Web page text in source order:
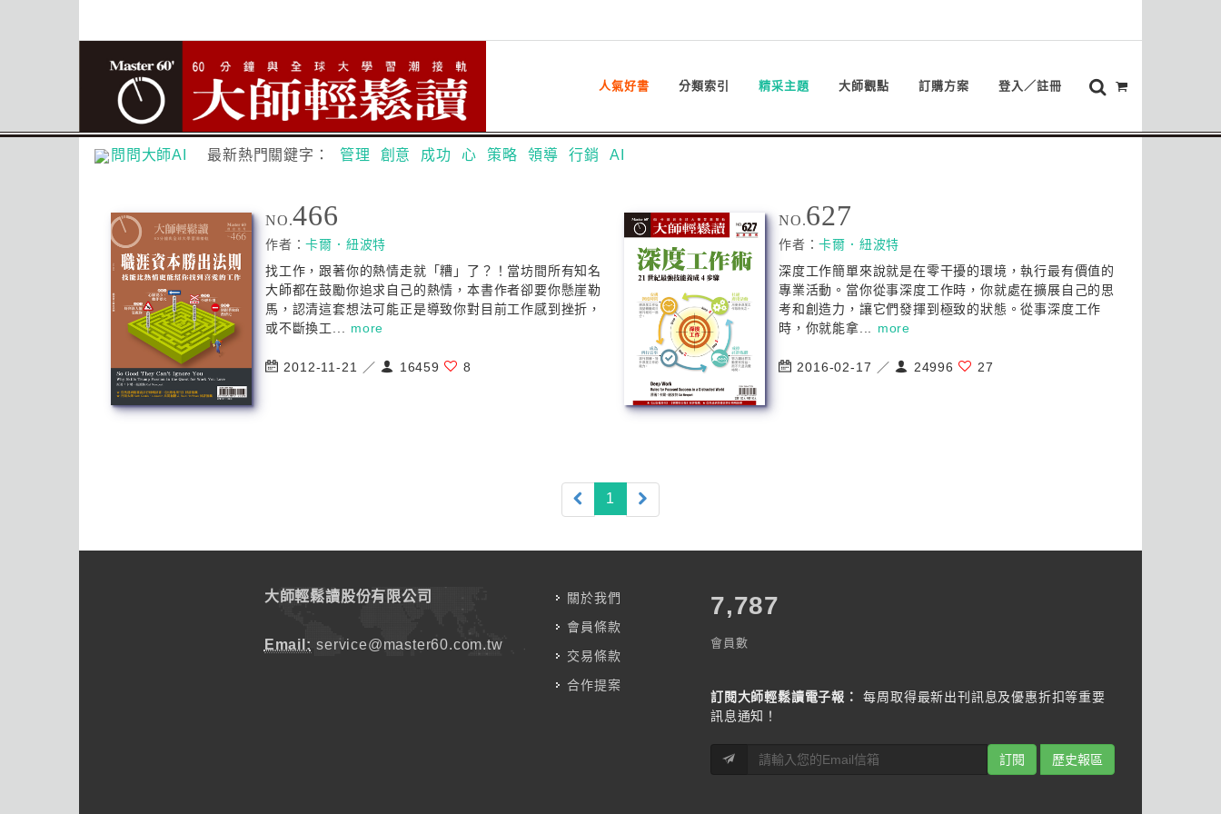
人氣好書 分類索引 精采主題 大師觀點 訂購方案 登入／註冊
問問大師AI 最新熱門關鍵字： 管理 創意 成功 心 策略 領導 行銷 AI
NO.466
作者：卡爾．紐波特
找工作，跟著你的熱情走就「糟」了？！當坊間所有知名
大師都在鼓勵你追求自己的熱情，本書作者卻要你懸崖勒
馬，認清這套想法可能正是導致你對目前工作感到挫折，
或不斷換工... more
2012-11-21 ／ 16459 8
NO.627
作者：卡爾．紐波特
深度工作簡單來說就是在零干擾的環境，執行最有價值的
專業活動。當你從事深度工作時，你就處在擴展自己的思
考和創造力，讓它們發揮到極致的狀態。從事深度工作
時，你就能拿... more
2016-02-17 ／ 24996 27
1 (current)
大師輕鬆讀股份有限公司
Email: service@master60.com.tw
關於我們
會員條款
交易條款
合作提案
7,787
會員數
訂閱大師輕鬆讀電子報：
每周取得最新出刊訊息及優惠折扣等重要
訊息通知！
訂閱 歷史報區